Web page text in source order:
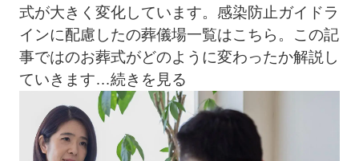
式が大きく変化しています。感染防止ガイドラ
インに配慮したの葬儀場一覧はこちら。この記
事ではのお葬式がどのように変わったか解説し
ていきます…続きを見る